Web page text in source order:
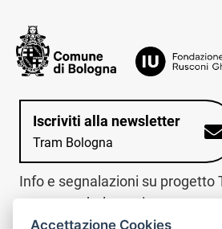
Iscriviti alla newsletter
Tram Bologna
Info e segnalazioni su progetto
www.trambologna.it
Accettazione Cookies